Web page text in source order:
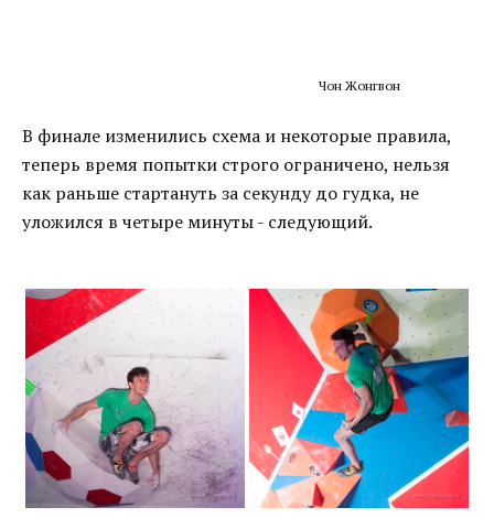
Чон Жонгвон
В финале изменились схема и некоторые правила,
теперь время попытки строго ограничено, нельзя
как раньше стартануть за секунду до гудка, не
уложился в четыре минуты - следующий.